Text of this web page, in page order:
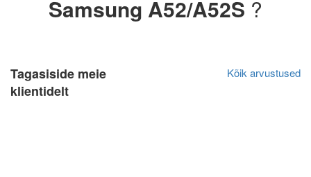
Samsung A52/A52S ?
Tagasiside meie
klientidelt
Kõik arvustused